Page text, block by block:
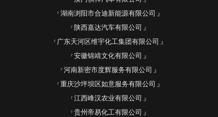
湖南浏阳市合迪新能源有限公司
陕西嘉达汽车有限公司
广东天河区维宇化工集团有限公司
安徽锦靖文化有限公司
河南新密市度辉服务有限公司
重庆沙坪坝区如意服务有限公司
江西峰汉农业有限公司
贵州帝易化工有限公司